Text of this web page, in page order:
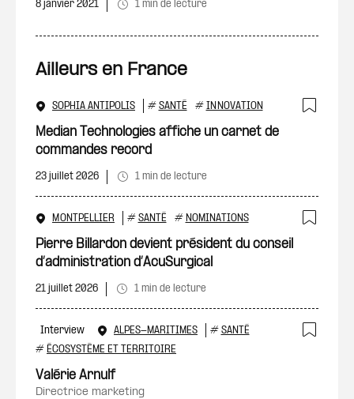
8 janvier 2021 1 min de lecture
Ailleurs en France
SOPHIA ANTIPOLIS # SANTÉ # INNOVATION
Median Technologies affiche un carnet de
commandes record
23 juillet 2026 1 min de lecture
MONTPELLIER # SANTÉ # NOMINATIONS
Pierre Billardon devient président du conseil
d’administration d’AcuSurgical
21 juillet 2026 1 min de lecture
Interview ALPES-MARITIMES # SANTÉ
# ÉCOSYSTÈME ET TERRITOIRE
Valérie Arnulf
directrice marketing